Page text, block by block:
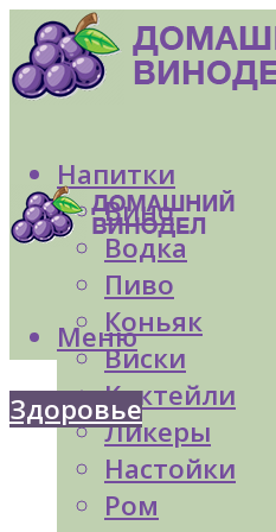
Напитки
Вино
Водка
Пиво
Коньяк
Виски
Коктейли
Ликеры
Настойки
Ром
Меню
Здоровье